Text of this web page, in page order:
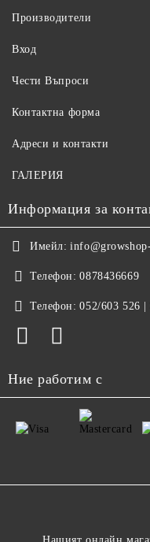
Производители
Вход
Чести Въпроси
Контактна форма
Адреси и контакти
ГАЛЕРИЯ
Информация за
Имейл:
Телефон: 0878436669
Телефон: 052/603 526 |
Ние работим с